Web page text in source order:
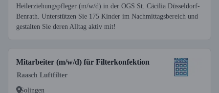
Heilerziehungspfleger (m/w/d) in der OGS St. Cäcilia Düsseldorf-
Benrath. Unterstützen Sie 175 Kinder im Nachmittagsbereich und
gestalten Sie deren Alltag aktiv mit!
Mitarbeiter (m/w/d) für Filterkonfektion
Raasch Luftfilter
Solingen